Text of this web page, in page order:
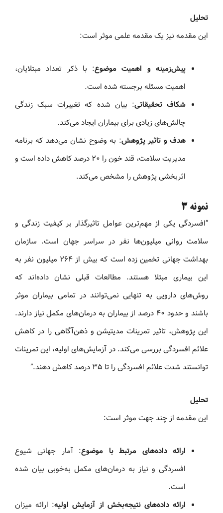
تحلیل
این مقدمه نیز یک مقدمه علمی موثر است:
پیش‌زمینه و اهمیت موضوع: با ذکر تعداد مبتلایان،
اهمیت مسئله برجسته شده است.
شکاف تحقیقاتی: بیان شده که تغییرات سبک زندگی
چالش‌های زیادی برای بیماران ایجاد می‌کند.
هدف و تاثیر پژوهش: به وضوح نشان می‌دهد که برنامه
مدیریت سلامت، قند خون را ۲۰ درصد کاهش داده است و
اثربخشی پژوهش را مشخص می‌کند.
نمونه ۳
“افسردگی یکی از مهم‌ترین عوامل تاثیرگذار بر کیفیت زندگی و
سلامت روانی میلیون‌ها نفر در سراسر جهان است. سازمان
بهداشت جهانی تخمین زده است که بیش از ۲۶۴ میلیون نفر به
این بیماری مبتلا هستند. مطالعات قبلی نشان داده‌اند که
روش‌های دارویی به تنهایی نمی‌توانند در تمامی بیماران موثر
باشند و حدود ۴۰ درصد از بیماران به درمان‌های مکمل نیاز دارند.
این پژوهش، تاثیر تمرینات مدیتیشن و ذهن‌آگاهی را در کاهش
علائم افسردگی بررسی می‌کند. در آزمایش‌های اولیه، این تمرینات
توانستند شدت علائم افسردگی را تا ۳۵ درصد کاهش دهند.”
تحلیل
این مقدمه از چند جهت موثر است:
ارائه داده‌های مرتبط با موضوع: آمار جهانی شیوع
افسردگی و نیاز به درمان‌های مکمل به‌خوبی بیان شده
است.
ارائه داده‌های نتیجه‌بخش از آزمایش اولیه: ارائه میزان